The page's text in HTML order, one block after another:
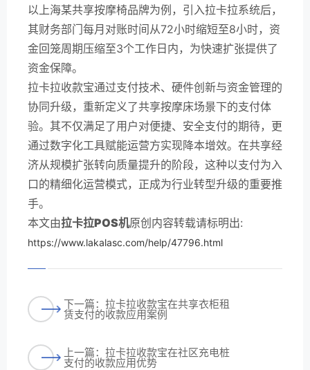
以上海某共享按摩椅品牌为例，引入拉卡拉系统后，
其财务部门每月对账时间从72小时缩短至8小时，资
金回笼周期压缩至3个工作日内，为快速扩张提供了
资金保障。
拉卡拉收款宝通过支付技术、硬件创新与资金管理的
协同升级，重新定义了共享按摩床场景下的支付体
验。其不仅满足了用户对便捷、安全支付的期待，更
通过数字化工具赋能运营方实现降本增效。在共享经
济从规模扩张转向质量提升的阶段，这种以支付为入
口的精细化运营模式，正成为行业转型升级的重要推
手。
本文由拉卡拉POS机原创内容转载请标明出:
https://www.lakalasc.com/help/47796.html
下一篇：拉卡拉收款宝在共享衣柜租
赁支付的收款应用案例
上一篇：拉卡拉收款宝在社区充电桩
支付的收款应用优势